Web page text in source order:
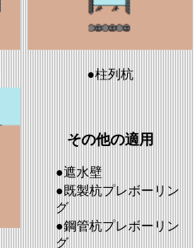
●柱列杭
その他の適用
●遮水壁
●既製杭プレボーリン
グ
●鋼管杭プレボーリン
グ